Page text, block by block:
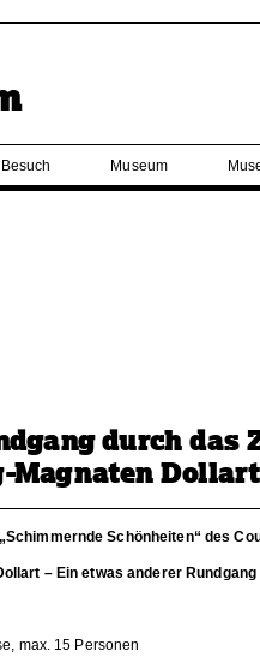
Besuch Museum
durch das
Magnaten Dollart
Schönheiten“ des
– Ein etwas anderer
max. 15 Personen